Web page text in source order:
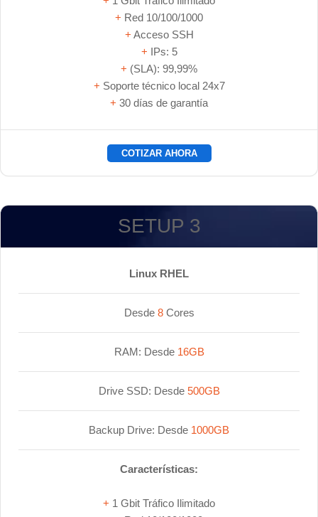
+ Red 10/100/1000
+ Acceso SSH
+ IPs: 5
+ (SLA): 99,99%
+ Soporte técnico local 24x7
+ 30 días de garantía
COTIZAR AHORA
SETUP 3
Linux RHEL
Desde8Cores
RAM: Desde16GB
Drive SSD: Desde500GB
Backup Drive: Desde 1000GB
Características:
+ 1 Gbit Tráfico Ilimitado